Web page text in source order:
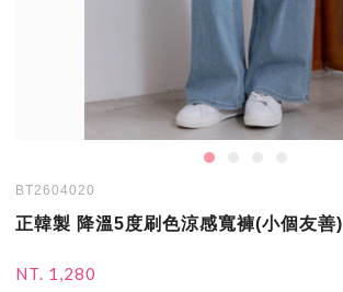
BT2604020
正韓製 降溫5度刷色涼感寬褲(小個友善)
NT. 1,280